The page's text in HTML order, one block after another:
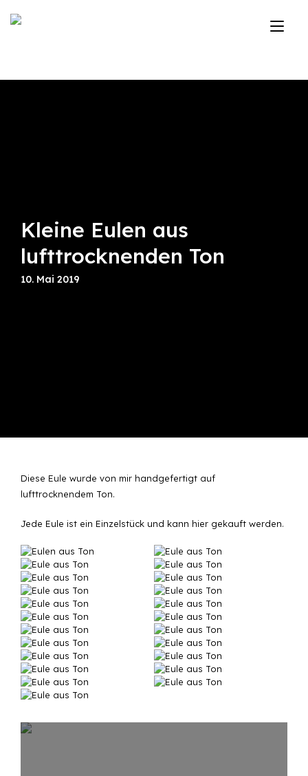
Inhalt
Kleine Eulen aus
lufttrocknenden Ton
10. Mai 2019
Diese Eule wurde von mir handgefertigt auf
lufttrocknendem Ton.
Jede Eule ist ein Einzelstück und kann hier gekauft werden.